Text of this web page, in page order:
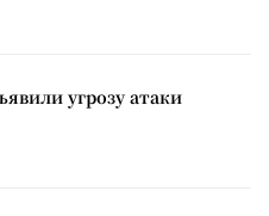
угрозу атаки